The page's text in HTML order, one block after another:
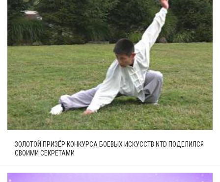
ЗОЛОТОЙ ПРИЗЁР КОНКУРСА БОЕВЫХ ИСКУССТВ NTD ПОДЕЛИЛСЯ
СВОИМИ СЕКРЕТАМИ